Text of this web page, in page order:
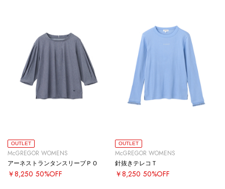
OUTLET
McGREGOR WOMENS
アーネストランタンスリーブＰＯ
￥8,250 50%OFF
OUTLET
McGREGOR WOMENS
針抜きテレコＴ
￥8,250 50%OFF